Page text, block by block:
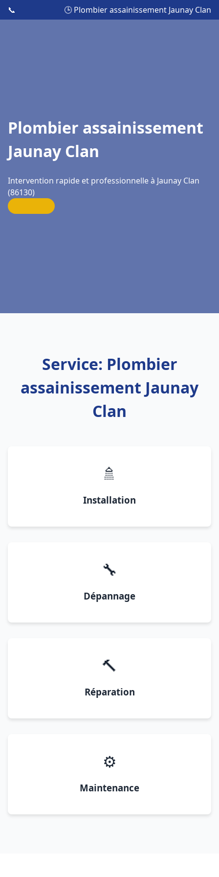
📞 🕒 Plombier assainissement Jaunay Clan
Plombier assainissement
Jaunay Clan
Intervention rapide et professionnelle à Jaunay Clan
(86130)
Service: Plombier
assainissement Jaunay
Clan
🚿
Installation
🔧
Dépannage
🔨
Réparation
⚙️
Maintenance